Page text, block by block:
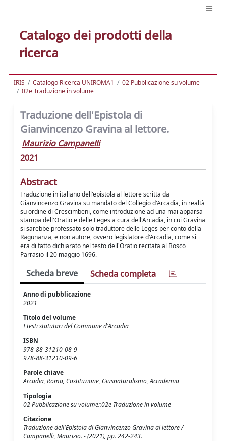
Catalogo dei prodotti della
ricerca
IRIS Catalogo Ricerca UNIROMA1
02 Pubblicazione su volume
02e Traduzione in volume
Traduzione dell'Epistola di
Gianvincenzo Gravina al lettore.
Maurizio Campanelli
2021
Abstract
Traduzione in italiano dell'epistola al lettore scritta da
Gianvincenzo Gravina su mandato del Collegio d'Arcadia, in realtà
su ordine di Crescimbeni, come introduzione ad una mai apparsa
stampa dell'Oratio e delle Leges a cura dell'Arcadia, in cui Gravina
si sarebbe professato solo traduttore delle Leges per conto della
Ragunanza, e non autore, ovvero legislatore d'Arcadia, come si
era di fatto dichiarato nel testo dell'Oratio recitata al Bosco
Parrasio il 20 maggio 1696.
Scheda breve Scheda completa
Anno di pubblicazione
2021
Titolo del volume
I testi statutari del Commune d'Arcadia
ISBN
978-88-31210-08-9
978-88-31210-09-6
Parole chiave
Arcadia, Roma, Costituzione, Giusnaturalismo, Accademia
Tipologia
02 Pubblicazione su volume::02e Traduzione in volume
Citazione
Traduzione dell'Epistola di Gianvincenzo Gravina al lettore /
Campanelli, Maurizio. - (2021), pp. 242-243.